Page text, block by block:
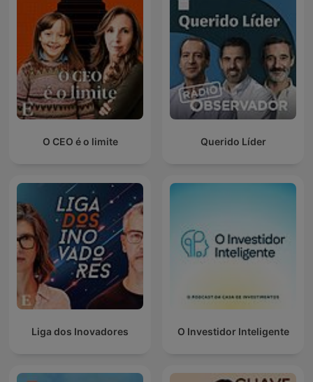
O CEO é o limite Querido Líder
Liga dos Inovadores O Investidor Inteligente